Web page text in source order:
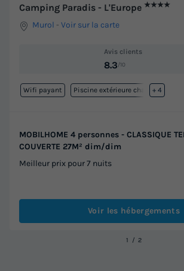
Camping Paradis - L'Europe ★★★★
Murol -Voir sur la carte
Avis clients
8.3/10
Wifi payant Piscine extérieure chauffée
+ 4
MOBILHOME 4 personnes - CLASSIQUE
COUVERTE 27M² dim/dim
Meilleur prix pour 7 nuits
Voir les hébergements
1 2